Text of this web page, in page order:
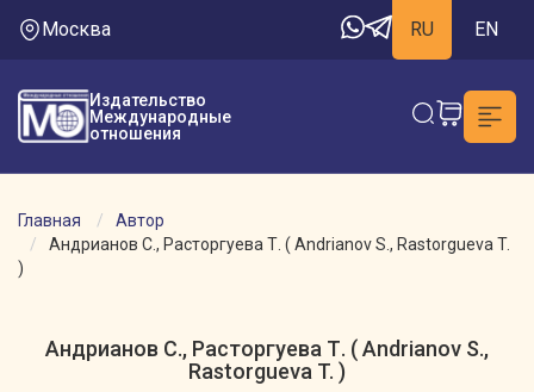
Москва RU EN
Издательство
Международные
отношения
Главная
Автор
Андрианов С., Расторгуева Т. ( Andrianov S., Rastorgueva T.
)
Андрианов С., Расторгуева Т. ( Andrianov S.,
Rastorgueva T. )